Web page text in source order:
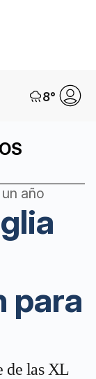
8°
año
para
de las XL